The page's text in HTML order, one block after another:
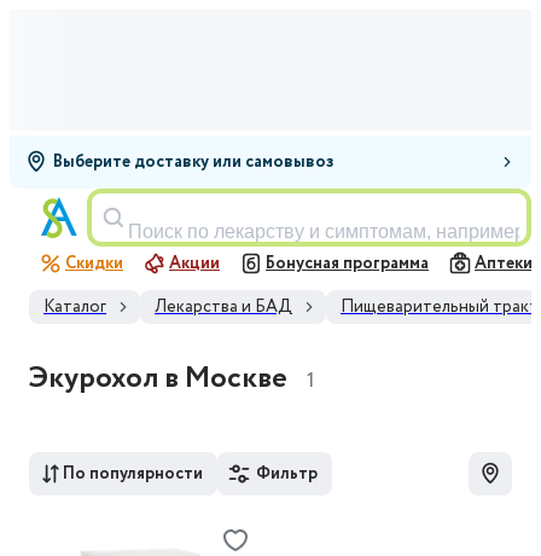
Выберите доставку или самовывоз
Поиск по лекарству и симптомам, например,
Скидки Акции Бонусная программа Аптеки
Каталог Лекарства и БАД Пищеварительный тракт
Экурохол в Москве 1
По популярности Фильтр